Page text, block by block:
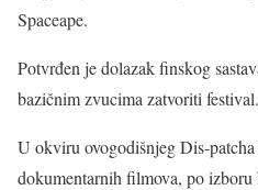
Spaceape.
Potvrđen je dolazak finskog
bazičnim zvucima zatvoriti festival.
U okviru ovogodišnjeg Dis-
dokumentarnih filmova, po